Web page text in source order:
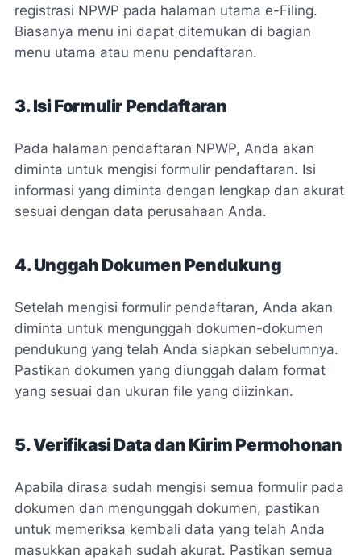
registrasi NPWP pada halaman utama e-Filing.
Biasanya menu ini dapat ditemukan di bagian
menu utama atau menu pendaftaran.
3. Isi Formulir Pendaftaran
Pada halaman pendaftaran NPWP, Anda akan
diminta untuk mengisi formulir pendaftaran. Isi
informasi yang diminta dengan lengkap dan akurat
sesuai dengan data perusahaan Anda.
4. Unggah Dokumen Pendukung
Setelah mengisi formulir pendaftaran, Anda akan
diminta untuk mengunggah dokumen-dokumen
pendukung yang telah Anda siapkan sebelumnya.
Pastikan dokumen yang diunggah dalam format
yang sesuai dan ukuran file yang diizinkan.
5. Verifikasi Data dan Kirim Permohonan
Apabila dirasa sudah mengisi semua formulir pada
dokumen dan mengunggah dokumen, pastikan
untuk memeriksa kembali data yang telah Anda
masukkan apakah sudah akurat. Pastikan semua